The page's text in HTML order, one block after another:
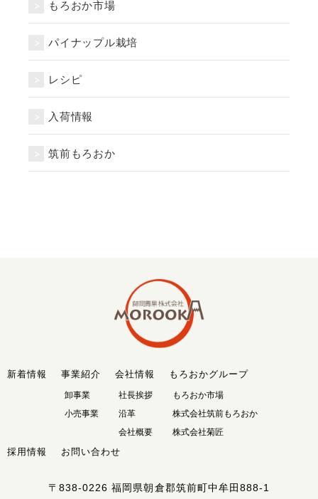
もろおか市場
パイナップル栽培
レシピ
入荷情報
筑前もろおか
新着情報 事業紹介
卸事業
小売事業
会社情報
社長挨拶
沿革
会社概要
もろおかグループ
もろおか市場
株式会社筑前もろおか
株式会社菊匠
採用情報 お問い合わせ
〒838-0226福岡県朝倉郡筑前町中牟田888-1